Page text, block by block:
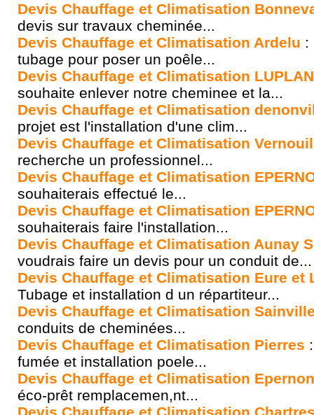
Devis Chauffage et Climatisation
devis sur travaux cheminée...
Devis Chauffage et Climatisation Ardelu :
tubage pour poser un poêle...
Devis Chauffage et Climatisation
souhaite enlever notre cheminee et la...
Devis Chauffage et Climatisation
projet est l'installation d'une clim...
Devis Chauffage et Climatisation
recherche un professionnel...
Devis Chauffage et Climatisation
souhaiterais effectué le...
Devis Chauffage et Climatisation
souhaiterais faire l'installation...
Devis Chauffage et Climatisation Aunay
voudrais faire un devis pour un conduit de...
Devis Chauffage et Climatisation Eure et
Tubage et installation d un répartiteur...
Devis Chauffage et Climatisation
conduits de cheminées...
Devis Chauffage et Climatisation Pierres
fumée et installation poele...
Devis Chauffage et Climatisation Epernon
éco-prêt remplacemen,nt...